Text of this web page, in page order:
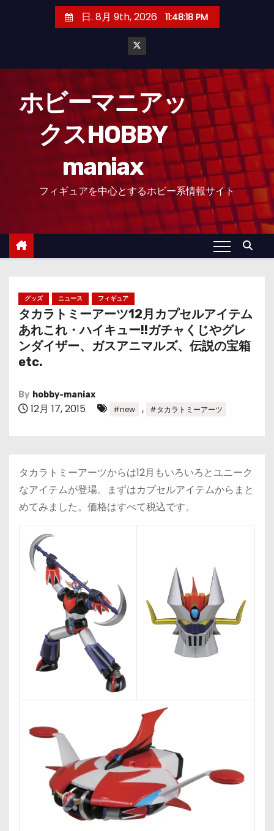
日. 8月 9th, 2026 11:48:19 PM
ホビーマニアッ
クスHOBBY
maniax
フィギュアを中心とするホビー系情報サイト
グッズ ニュース フィギュア
タカラトミーアーツ12月カプセルアイテム
あれこれ・ハイキュー!!ガチャくじやグレ
ンダイザー、ガスアニマルズ、伝説の宝箱
etc.
By hobby-maniax
12月 17, 2015 #new , #タカラトミーアーツ
タカラトミーアーツからは12月もいろいろとユニーク
なアイテムが登場。まずはカプセルアイテムからまと
めてみました。価格はすべて税込です。